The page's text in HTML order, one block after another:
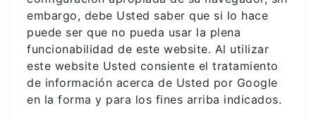
embargo, debe Usted saber que si lo hace
puede ser que no pueda usar la plena
funcionabilidad de este website. Al utilizar
este website Usted consiente el tratamiento
de información acerca de Usted por Google
en la forma y para los fines arriba indicados.